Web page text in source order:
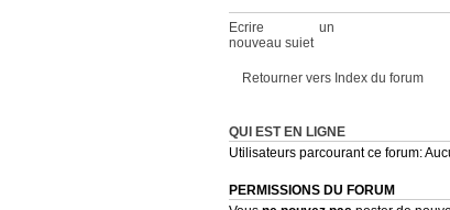
Ecrire un
nouveau sujet
Retourner vers Index du forum
QUI EST EN LIGNE
Utilisateurs parcourant ce forum:
PERMISSIONS DU FORUM